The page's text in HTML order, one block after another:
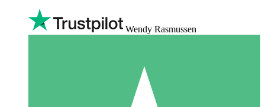
Wendy Rasmussen